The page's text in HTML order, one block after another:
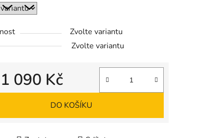
Zvolte variantu
Zvolte variantu
1 090 Kč
DO KOŠÍKU